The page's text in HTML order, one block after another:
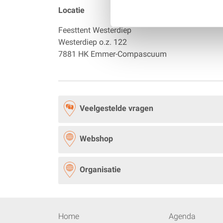
Locatie
Feesttent Westerdiep
Westerdiep o.z. 122
7881 HK Emmer-Compascuum
Veelgestelde vragen
Webshop
Organisatie
Home Agenda